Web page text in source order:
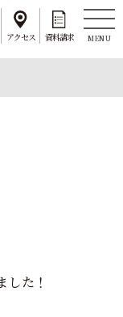
アクセス 資料請求 MENU
た！